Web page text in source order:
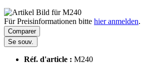
Für Preisinformationen bitte hier anmelden.
Comparer
Se souv.
Réf. d'article : M240